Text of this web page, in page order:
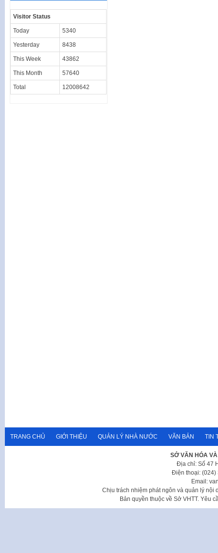
Visitor Status
Today 5340
Yesterday 8438
This Week 43862
This Month 57640
Total 12008642
TRANG CHỦ GIỚI THIỆU QUẢN LÝ NHÀ NƯỚC VĂN BẢN TIN
SỞ VĂN HÓA
Địa chỉ: Số 47
Điện thoại: (024)
Email:
Chịu trách nhiệm phát ngôn và quản lý nội
Bản quyền thuộc về Sở VHTT. Yêu